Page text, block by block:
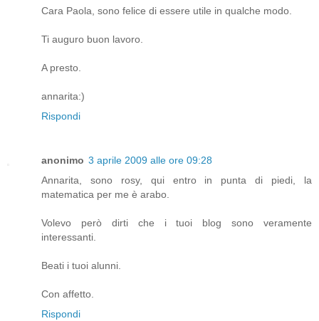
Cara Paola, sono felice di essere utile in qualche modo.
Ti auguro buon lavoro.
A presto.
annarita:)
Rispondi
anonimo 3 aprile 2009 alle ore 09:28
Annarita, sono rosy, qui entro in punta di piedi, la
matematica per me è arabo.
Volevo però dirti che i tuoi blog sono veramente
interessanti.
Beati i tuoi alunni.
Con affetto.
Rispondi